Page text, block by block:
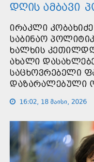
ᲓᲦᲘᲡ ᲐᲛᲑᲐᲕᲘ
ᲘᲠᲐᲙᲚᲘ
ᲡᲐᲑᲘᲜᲐᲝ
ᲮᲐᲚᲮᲘᲡ
ᲐᲮᲐᲚᲘ
ᲡᲐᲪᲮᲝᲕᲠᲔᲑᲔᲚᲘ
ᲓᲐᲖᲐᲠᲐᲚᲔᲑᲣᲚᲘ
16:02, 18 მაისი, 2026